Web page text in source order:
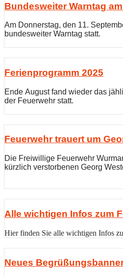
Bundesweiter Warntag
Am Donnerstag, den 11.
bundesweiter Warntag statt.
Ferienprogramm 2025
Ende August fand wieder das
der Feuerwehr statt.
Feuerwehr trauert um
Die Freiwillige Feuerwehr
kürzlich verstorbenen Georg
Alle wichtigen Infos zum
Hier finden Sie alle wichtigen Infos
Neues